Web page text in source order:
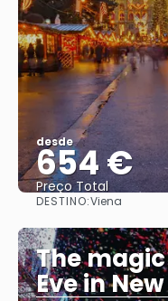
desde
654 €
Preço Total
DESTINO:Viena
The
Eve in